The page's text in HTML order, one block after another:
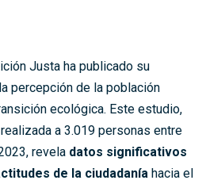
Justa ha publicado su
percepción de la población
ecológica. Este estudio,
a 3.019 personas entre
revela datos significativos
de la ciudadanía hacia el